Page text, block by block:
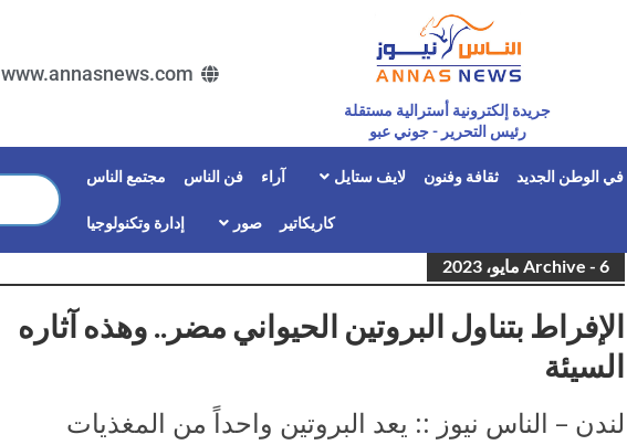
جريدة إلكترونية أسترالية مستقلة
رئيس التحرير - جوني عبو
www.annasnews.com
في الوطن الجديد ثقافة وفنون لايف ستايل آراء فن الناس مجتمع الناس
كاريكاتير صور إدارة وتكنولوجيا
Archive - 6 مايو، 2023
الإفراط بتناول البروتين الحيواني مضر.. وهذه آثاره
السيئة
لندن – الناس نيوز :: يعد البروتين واحداً من المغذيات